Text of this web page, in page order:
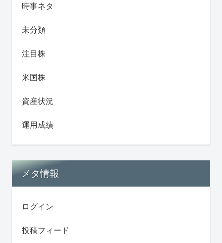
時事ネタ
未分類
注目株
米国株
資産状況
運用成績
メタ情報
ログイン
投稿フィード